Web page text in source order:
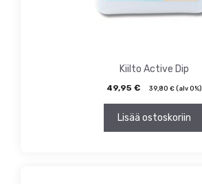
Kiilto Active Dip
49,95 € 39,80 €(alv 0%)
Lisää ostoskoriin